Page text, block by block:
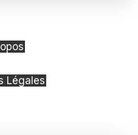
Légales